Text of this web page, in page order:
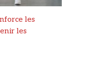
les
les